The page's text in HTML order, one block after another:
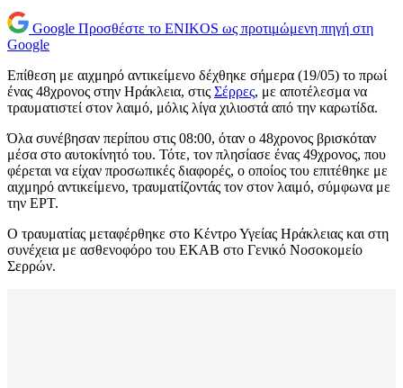
Google Προσθέστε το ENIKOS ως προτιμώμενη πηγή στη
Google
Επίθεση με αιχμηρό αντικείμενο δέχθηκε σήμερα (19/05) το πρωί
ένας 48χρονος στην Ηράκλεια, στις Σέρρες, με αποτέλεσμα να
τραυματιστεί στον λαιμό, μόλις λίγα χιλιοστά από την καρωτίδα.
Όλα συνέβησαν περίπου στις 08:00, όταν ο 48χρονος βρισκόταν
μέσα στο αυτοκίνητό του. Τότε, τον πλησίασε ένας 49χρονος, που
φέρεται να είχαν προσωπικές διαφορές, ο οποίος του επιτέθηκε με
αιχμηρό αντικείμενο, τραυματίζοντάς τον στον λαιμό, σύμφωνα με
την ΕΡΤ.
Ο τραυματίας μεταφέρθηκε στο Κέντρο Υγείας Ηράκλειας και στη
συνέχεια με ασθενοφόρο του ΕΚΑΒ στο Γενικό Νοσοκομείο
Σερρών.